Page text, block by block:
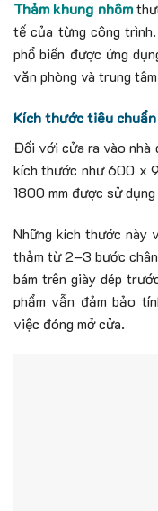
Thảm khung nhôm
tế của từng công
phổ biến được ứng
văn phòng và trung
Kích thước tiêu
Đối với cửa ra vào nhà
kích thước như 600 x
1800 mm được sử
Những kích thước này
thảm từ 2–3 bước
bám trên giày dép
phẩm vẫn đảm bảo
việc đóng mở cửa.